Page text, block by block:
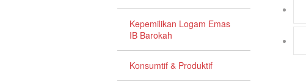
Kepemilikan Logam Emas
IB Barokah
Konsumtif & Produktif